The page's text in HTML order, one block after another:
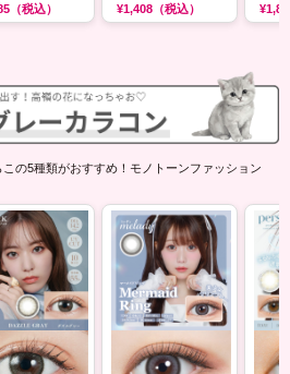
（税込）
¥1,408 （税込）
の5種類がおすすめ！モノトーンファッション